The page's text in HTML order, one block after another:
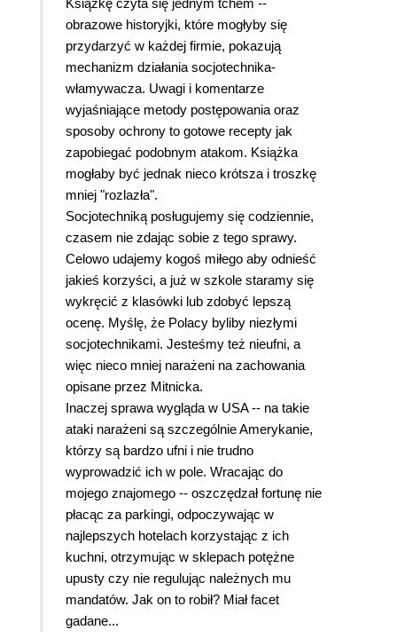
Książkę czyta się jednym tchem --
obrazowe historyjki, które mogłyby się
przydarzyć w każdej firmie, pokazują
mechanizm działania socjotechnika-
włamywacza. Uwagi i komentarze
wyjaśniające metody postępowania oraz
sposoby ochrony to gotowe recepty jak
zapobiegać podobnym atakom. Książka
mogłaby być jednak nieco krótsza i troszkę
mniej "rozlazła".
Socjotechniką posługujemy się codziennie,
czasem nie zdając sobie z tego sprawy.
Celowo udajemy kogoś miłego aby odnieść
jakieś korzyści, a już w szkole staramy się
wykręcić z klasówki lub zdobyć lepszą
ocenę. Myślę, że Polacy byliby niezłymi
socjotechnikami. Jesteśmy też nieufni, a
więc nieco mniej narażeni na zachowania
opisane przez Mitnicka.
Inaczej sprawa wygląda w USA -- na takie
ataki narażeni są szczególnie Amerykanie,
którzy są bardzo ufni i nie trudno
wyprowadzić ich w pole. Wracając do
mojego znajomego -- oszczędzał fortunę nie
płacąc za parkingi, odpoczywając w
najlepszych hotelach korzystając z ich
kuchni, otrzymując w sklepach potężne
upusty czy nie regulując należnych mu
mandatów. Jak on to robił? Miał facet
gadane...